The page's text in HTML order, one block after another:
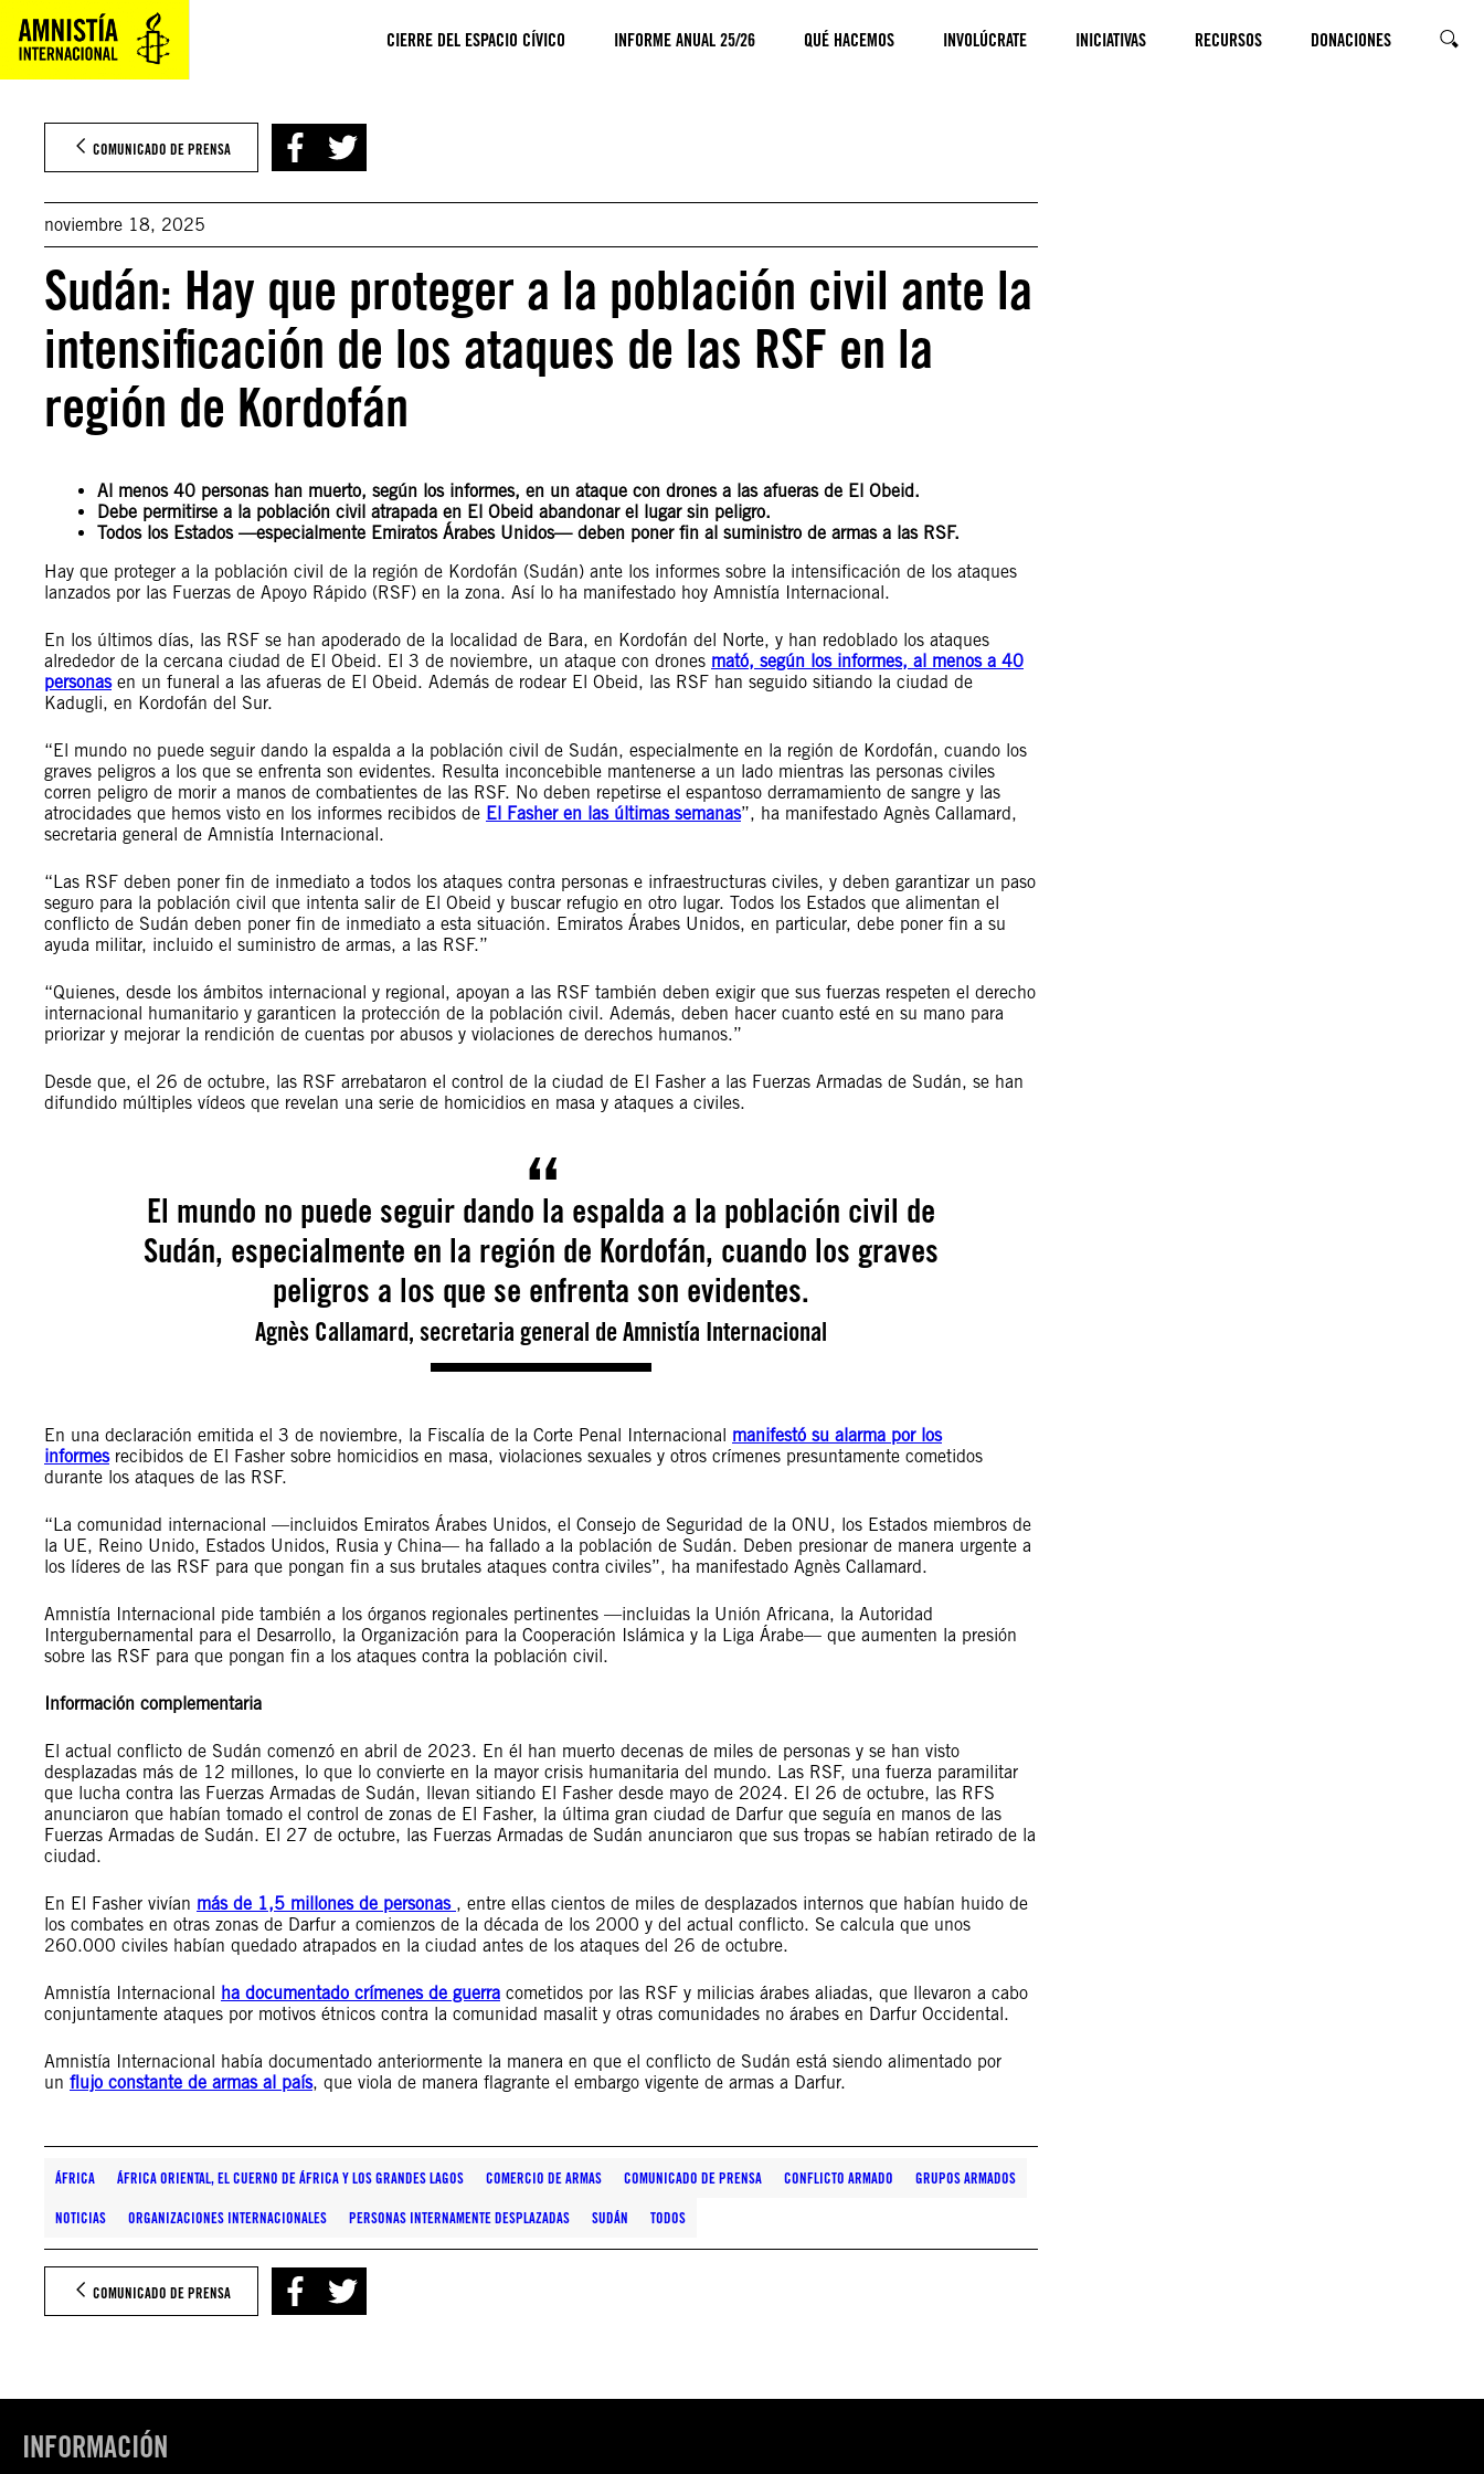
CIERRE DEL ESPACIO CÍVICO INFORME ANUAL 25/26 QUÉ HACEMOS INVOLÚCRATE INICIATIVAS RECURSOS DONACIONES
contenido
COMUNICADO DE PRENSA
noviembre 18, 2025
Sudán: Hay que proteger a la población civil ante la
intensificación de los ataques de las RSF en la
región de Kordofán
Al menos 40 personas han muerto, según los informes, en un ataque con drones a las afueras de El Obeid.
Debe permitirse a la población civil atrapada en El Obeid abandonar el lugar sin peligro.
Todos los Estados —especialmente Emiratos Árabes Unidos— deben poner fin al suministro de armas a las RSF.
Hay que proteger a la población civil de la región de Kordofán (Sudán) ante los informes sobre la intensificación de los ataques
lanzados por las Fuerzas de Apoyo Rápido (RSF) en la zona. Así lo ha manifestado hoy Amnistía Internacional.
En los últimos días, las RSF se han apoderado de la localidad de Bara, en Kordofán del Norte, y han redoblado los ataques
alrededor de la cercana ciudad de El Obeid. El 3 de noviembre, un ataque con drones mató, según los informes, al menos a 40
personasen un funeral a las afueras de El Obeid. Además de rodear El Obeid, las RSF han seguido sitiando la ciudad de
Kadugli, en Kordofán del Sur.
“El mundo no puede seguir dando la espalda a la población civil de Sudán, especialmente en la región de Kordofán, cuando los
graves peligros a los que se enfrenta son evidentes. Resulta inconcebible mantenerse a un lado mientras las personas civiles
corren peligro de morir a manos de combatientes de las RSF. No deben repetirse el espantoso derramamiento de sangre y las
atrocidades que hemos visto en los informes recibidos de El Fasher en las últimas semanas”, ha manifestado Agnès Callamard,
secretaria general de Amnistía Internacional.
“Las RSF deben poner fin de inmediato a todos los ataques contra personas e infraestructuras civiles, y deben garantizar un paso
seguro para la población civil que intenta salir de El Obeid y buscar refugio en otro lugar. Todos los Estados que alimentan el
conflicto de Sudán deben poner fin de inmediato a esta situación. Emiratos Árabes Unidos, en particular, debe poner fin a su
ayuda militar, incluido el suministro de armas, a las RSF.”
“Quienes, desde los ámbitos internacional y regional, apoyan a las RSF también deben exigir que sus fuerzas respeten el derecho
internacional humanitario y garanticen la protección de la población civil. Además, deben hacer cuanto esté en su mano para
priorizar y mejorar la rendición de cuentas por abusos y violaciones de derechos humanos.”
Desde que, el 26 de octubre, las RSF arrebataron el control de la ciudad de El Fasher a las Fuerzas Armadas de Sudán, se han
difundido múltiples vídeos que revelan una serie de homicidios en masa y ataques a civiles.
El mundo no puede seguir dando la espalda a la población civil de
Sudán, especialmente en la región de Kordofán, cuando los graves
peligros a los que se enfrenta son evidentes.
Agnès Callamard, secretaria general de Amnistía Internacional
En una declaración emitida el 3 de noviembre, la Fiscalía de la Corte Penal Internacional manifestó su alarma por los
informesrecibidos de El Fasher sobre homicidios en masa, violaciones sexuales y otros crímenes presuntamente cometidos
durante los ataques de las RSF.
“La comunidad internacional —incluidos Emiratos Árabes Unidos, el Consejo de Seguridad de la ONU, los Estados miembros de
la UE, Reino Unido, Estados Unidos, Rusia y China— ha fallado a la población de Sudán. Deben presionar de manera urgente a
los líderes de las RSF para que pongan fin a sus brutales ataques contra civiles”, ha manifestado Agnès Callamard.
Amnistía Internacional pide también a los órganos regionales pertinentes —incluidas la Unión Africana, la Autoridad
Intergubernamental para el Desarrollo, la Organización para la Cooperación Islámica y la Liga Árabe— que aumenten la presión
sobre las RSF para que pongan fin a los ataques contra la población civil.
Información complementaria
El actual conflicto de Sudán comenzó en abril de 2023. En él han muerto decenas de miles de personas y se han visto
desplazadas más de 12 millones, lo que lo convierte en la mayor crisis humanitaria del mundo. Las RSF, una fuerza paramilitar
que lucha contra las Fuerzas Armadas de Sudán, llevan sitiando El Fasher desde mayo de 2024. El 26 de octubre, las RFS
anunciaron que habían tomado el control de zonas de El Fasher, la última gran ciudad de Darfur que seguía en manos de las
Fuerzas Armadas de Sudán. El 27 de octubre, las Fuerzas Armadas de Sudán anunciaron que sus tropas se habían retirado de la
ciudad.
En El Fasher vivían más de 1,5 millones de personas , entre ellas cientos de miles de desplazados internos que habían huido de
los combates en otras zonas de Darfur a comienzos de la década de los 2000 y del actual conflicto. Se calcula que unos
260.000 civiles habían quedado atrapados en la ciudad antes de los ataques del 26 de octubre.
Amnistía Internacional ha documentado crímenes de guerra cometidos por las RSF y milicias árabes aliadas, que llevaron a cabo
conjuntamente ataques por motivos étnicos contra la comunidad masalit y otras comunidades no árabes en Darfur Occidental.
Amnistía Internacional había documentado anteriormente la manera en que el conflicto de Sudán está siendo alimentado por
un flujo constante de armas al país, que viola de manera flagrante el embargo vigente de armas a Darfur.
ÁFRICA ÁFRICA ORIENTAL, EL CUERNO DE ÁFRICA Y LOS GRANDES LAGOS COMERCIO DE ARMAS COMUNICADO DE PRENSA CONFLICTO ARMADO GRUPOS ARMADOS
NOTICIAS ORGANIZACIONES INTERNACIONALES PERSONAS INTERNAMENTE DESPLAZADAS SUDÁN TODOS
COMUNICADO DE PRENSA
INFORMACIÓN